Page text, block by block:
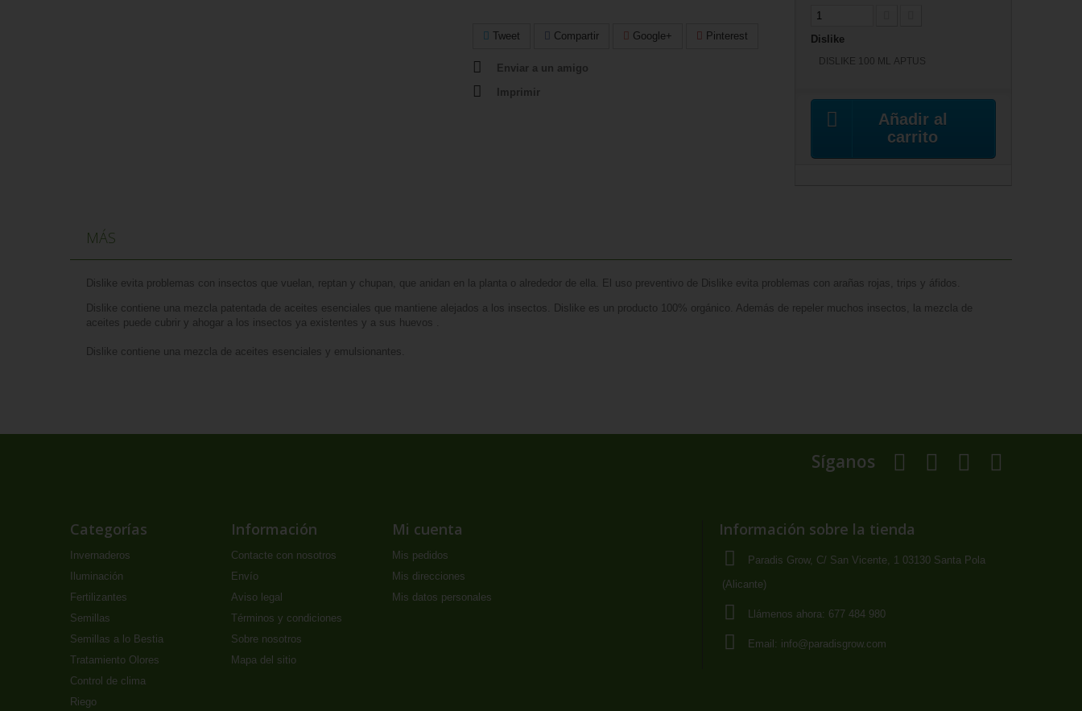
Tweet Compartir Google+ Pinterest
Enviar a un amigo
Imprimir
Dislike
DISLIKE 100 ML APTUS
Añadir al
carrito
MÁS
Dislike evita problemas con insectos que vuelan, reptan y chupan, que anidan en la planta o alrededor de ella. El uso preventivo de Dislike evita problemas con arañas rojas, trips y áfidos.
Dislike contiene una mezcla patentada de aceites esenciales que mantiene alejados a los insectos. Dislike es un producto 100% orgánico. Además de repeler muchos insectos, la mezcla de
aceites puede cubrir y ahogar a los insectos ya existentes y a sus huevos .
Dislike contiene una mezcla de aceites esenciales y emulsionantes.
Síganos
Categorías
Invernaderos
Iluminación
Fertilizantes
Semillas
Semillas a lo Bestia
Tratamiento Olores
Control de clima
Riego
Información
Contacte con nosotros
Envío
Aviso legal
Términos y condiciones
Sobre nosotros
Mapa del sitio
Mi cuenta
Mis pedidos
Mis direcciones
Mis datos personales
Información sobre la tienda
Paradis Grow, C/ San Vicente, 1 03130 Santa Pola
(Alicante)
Llámenos ahora: 677 484 980
Email: info@paradisgrow.com